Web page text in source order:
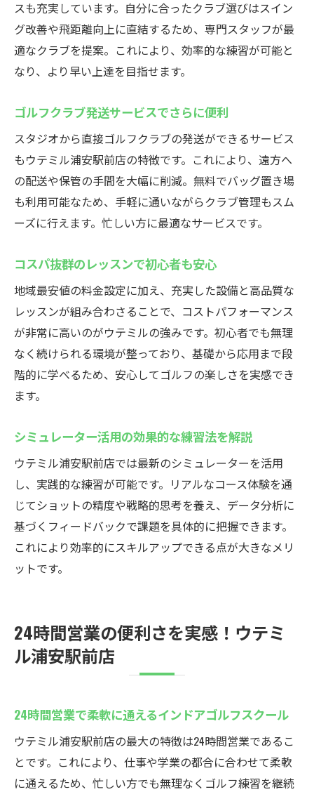
手軽に始められるインドアゴルフ体験の流
れ
初心者も安心のサポート体制が充実
最新設備と充実のサービス内容を紹介
スも充実しています。自分に合ったクラブ選びはスイン
グ改善や飛距離向上に直結するため、専門スタッフが最
適なクラブを提案。これにより、効率的な練習が可能と
なり、より早い上達を目指せます。
ゴルフクラブ発送サービスでさらに便利
スタジオから直接ゴルフクラブの発送ができるサービス
もウテミル浦安駅前店の特徴です。これにより、遠方へ
の配送や保管の手間を大幅に削減。無料でバッグ置き場
も利用可能なため、手軽に通いながらクラブ管理もスム
ーズに行えます。忙しい方に最適なサービスです。
コスパ抜群のレッスンで初心者も安心
地域最安値の料金設定に加え、充実した設備と高品質な
レッスンが組み合わさることで、コストパフォーマンス
が非常に高いのがウテミルの強みです。初心者でも無理
なく続けられる環境が整っており、基礎から応用まで段
階的に学べるため、安心してゴルフの楽しさを実感でき
ます。
シミュレーター活用の効果的な練習法を解説
ウテミル浦安駅前店では最新のシミュレーターを活用
し、実践的な練習が可能です。リアルなコース体験を通
じてショットの精度や戦略的思考を養え、データ分析に
基づくフィードバックで課題を具体的に把握できます。
これにより効率的にスキルアップできる点が大きなメリ
ットです。
24時間営業の便利さを実感！ウテミ
ル浦安駅前店
24時間営業で柔軟に通えるインドアゴルフスクール
ウテミル浦安駅前店の最大の特徴は24時間営業であるこ
とです。これにより、仕事や学業の都合に合わせて柔軟
に通えるため、忙しい方でも無理なくゴルフ練習を継続